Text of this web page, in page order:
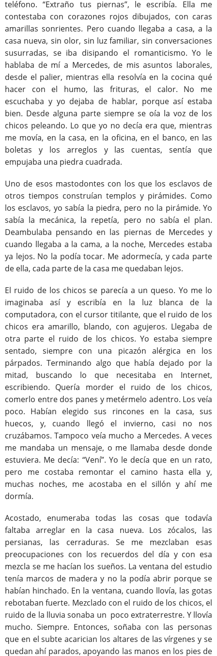
teléfono. “Extraño tus piernas”, le escribía. Ella me
contestaba con corazones rojos dibujados, con caras
amarillas sonrientes. Pero cuando llegaba a casa, a la
casa nueva, sin olor, sin luz familiar, sin conversaciones
susurradas, se iba disipando el romanticismo. Yo le
hablaba de mí a Mercedes, de mis asuntos laborales,
desde el palier, mientras ella resolvía en la cocina qué
hacer con el humo, las frituras, el calor. No me
escuchaba y yo dejaba de hablar, porque así estaba
bien. Desde alguna parte siempre se oía la voz de los
chicos peleando. Lo que yo no decía era que, mientras
me movía, en la casa, en la oficina, en el banco, en las
boletas y los arreglos y las cuentas, sentía que
empujaba una piedra cuadrada.
Uno de esos mastodontes con los que los esclavos de
otros tiempos construían templos y pirámides. Como
los esclavos, yo sabía la piedra, pero no la pirámide. Yo
sabía la mecánica, la repetía, pero no sabía el plan.
Deambulaba pensando en las piernas de Mercedes y
cuando llegaba a la cama, a la noche, Mercedes estaba
ya lejos. No la podía tocar. Me adormecía, y cada parte
de ella, cada parte de la casa me quedaban lejos.
El ruido de los chicos se parecía a un queso. Yo me lo
imaginaba así y escribía en la luz blanca de la
computadora, con el cursor titilante, que el ruido de los
chicos era amarillo, blando, con agujeros. Llegaba de
otra parte el ruido de los chicos. Yo estaba siempre
sentado, siempre con una picazón alérgica en los
párpados. Terminando algo que había dejado por la
mitad, buscando lo que necesitaba en Internet,
escribiendo. Quería morder el ruido de los chicos,
comerlo entre dos panes y metérmelo adentro. Los veía
poco. Habían elegido sus rincones en la casa, sus
huecos, y, cuando llegó el invierno, casi no nos
cruzábamos. Tampoco veía mucho a Mercedes. A veces
me mandaba un mensaje, o me llamaba desde donde
estuviera. Me decía: “Vení”. Yo le decía que en un rato,
pero me costaba remontar el camino hasta ella y,
muchas noches, me acostaba en el sillón y ahí me
dormía.
Acostado, enumeraba todas las cosas que todavía
faltaba arreglar en la casa nueva. Los zócalos, las
persianas, las cerraduras. Se me mezclaban esas
preocupaciones con los recuerdos del día y con esa
mezcla se me hacían los sueños. La ventana del estudio
tenía marcos de madera y no la podía abrir porque se
habían hinchado. En la ventana, cuando llovía, las gotas
rebotaban fuerte. Mezclado con el ruido de los chicos, el
ruido de la lluvia sonaba un poco extraterrestre. Y llovía
mucho. Siempre. Entonces, soñaba con las personas
que en el subte acarician los altares de las vírgenes y se
quedan ahí parados, apoyando las manos en los pies de